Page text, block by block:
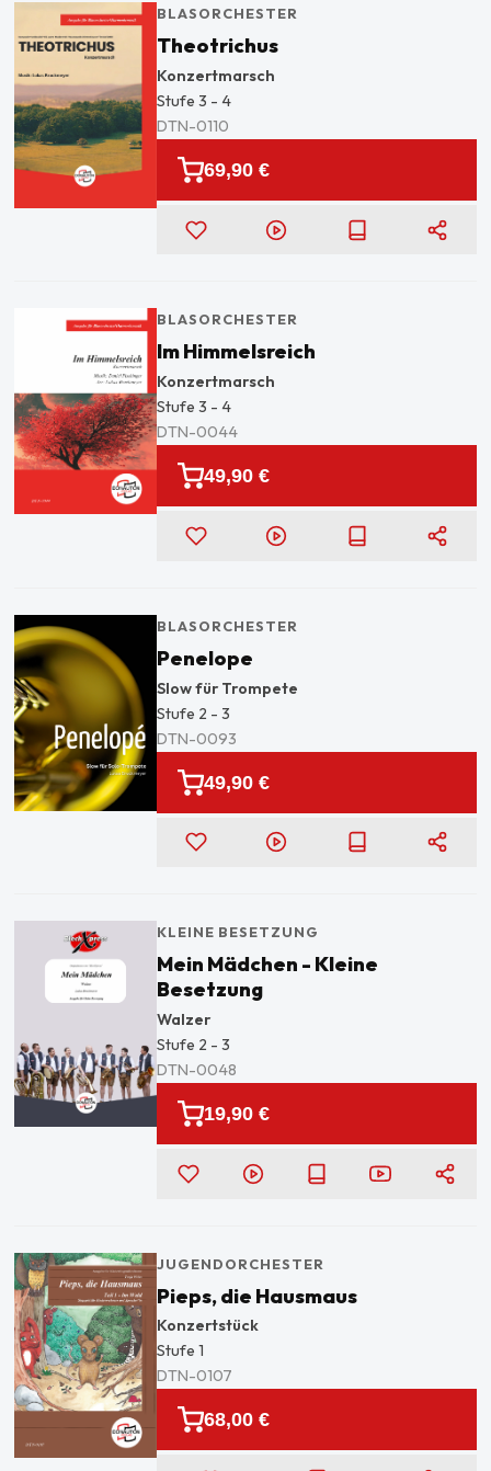
BLASORCHESTER
Theotrichus
Konzertmarsch
Stufe 3 - 4
DTN-0110
69,90 €
BLASORCHESTER
Im Himmelsreich
Konzertmarsch
Stufe 3 - 4
DTN-0044
49,90 €
BLASORCHESTER
Penelope
Slow für Trompete
Stufe 2 - 3
DTN-0093
49,90 €
KLEINE BESETZUNG
Mein Mädchen - Kleine
Besetzung
Walzer
Stufe 2 - 3
DTN-0048
19,90 €
JUGENDORCHESTER
Pieps, die Hausmaus
Konzertstück
Stufe 1
DTN-0107
68,00 €